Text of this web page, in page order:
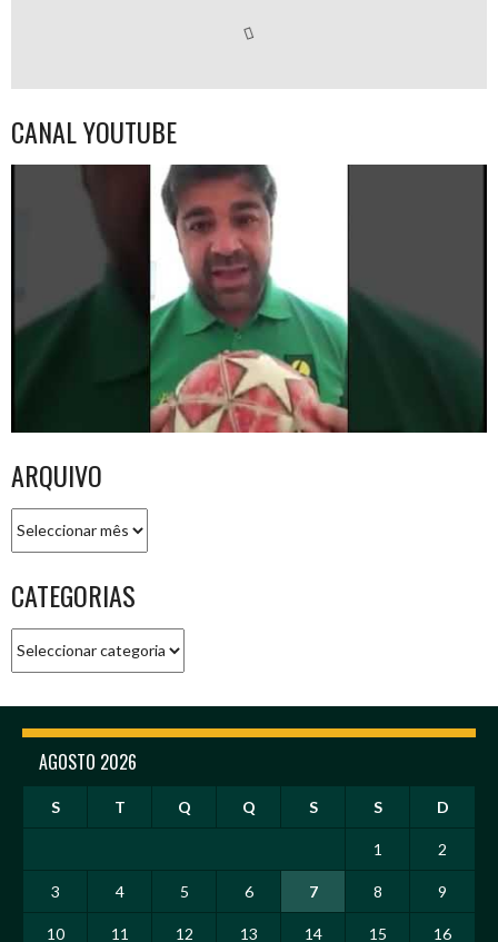
CANAL YOUTUBE
ARQUIVO
CATEGORIAS
AGOSTO 2026
S T Q Q S S D
1 2
3 4 5 6 7 8 9
10 11 12 13 14 15 16